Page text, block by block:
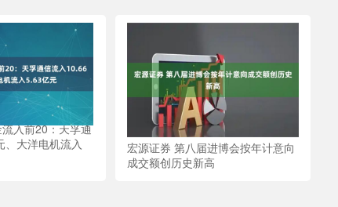
入前20：天孚通
大洋电机流入
宏源证券 第八届进博会按年计意向
成交额创历史新高